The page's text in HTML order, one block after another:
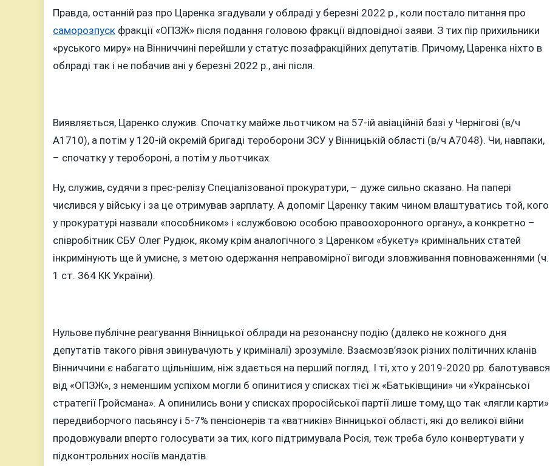
Правда, останній раз про Царенка згадували у облраді у березні 2022 р., коли постало питання про
саморозпуск фракції «ОПЗЖ» після подання головою фракції відповідної заяви. З тих пір прихильники
«руського миру» на Вінниччині перейшли у статус позафракційних депутатів. Причому, Царенка ніхто в
облраді так і не побачив ані у березні 2022 р., ані після.
Виявляється, Царенко служив. Спочатку майже льотчиком на 57-ій авіаційній базі у Чернігові (в/ч
А1710), а потім у 120-ій окремій бригаді тероборони ЗСУ у Вінницькій області (в/ч А7048). Чи, навпаки,
– спочатку у теробороні, а потім у льотчиках.
Ну, служив, судячи з прес-релізу Спеціалізованої прокуратури, – дуже сильно сказано. На папері
числився у війську і за це отримував зарплату. А допоміг Царенку таким чином влаштуватись той, кого
у прокуратурі назвали «пособником» і «службовою особою правоохоронного органу», а конкретно –
співробітник СБУ Олег Рудюк, якому крім аналогічного з Царенком «букету» кримінальних статей
інкримінують ще й умисне, з метою одержання неправомірної вигоди зловживання повноваженнями (ч.
1 ст. 364 КК України).
Нульове публічне реагування Вінницької облради на резонансну подію (далеко не кожного дня
депутатів такого рівня звинувачують у криміналі) зрозуміле. Взаємозв’язок різних політичних кланів
Вінниччини є набагато щільнішим, ніж здається на перший погляд. І ті, хто у 2019-2020 рр. балотувався
від «ОПЗЖ», з неменшим успіхом могли б опинитися у списках тієї ж «Батьківщини» чи «Української
стратегії Гройсмана». А опинились вони у списках проросійської партії лише тому, що так «лягли карти»
передвиборчого пасьянсу і 5-7% пенсіонерів та «ватників» Вінницької області, які до великої війни
продовжували вперто голосувати за тих, кого підтримувала Росія, теж треба було конвертувати у
підконтрольних носіїв мандатів.